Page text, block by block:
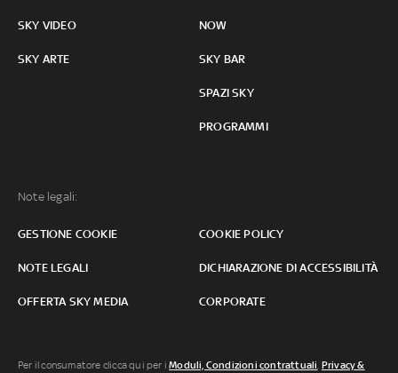
SKY VIDEO
SKY ARTE
NOW
SKY BAR
SPAZI SKY
PROGRAMMI
Note legali:
GESTIONE COOKIE COOKIE POLICY
NOTE LEGALI DICHIARAZIONE DI ACCESSIBILITÀ
OFFERTA SKY MEDIA CORPORATE
Per il consumatore clicca qui per iModuli, Condizioni contrattuali, Privacy &